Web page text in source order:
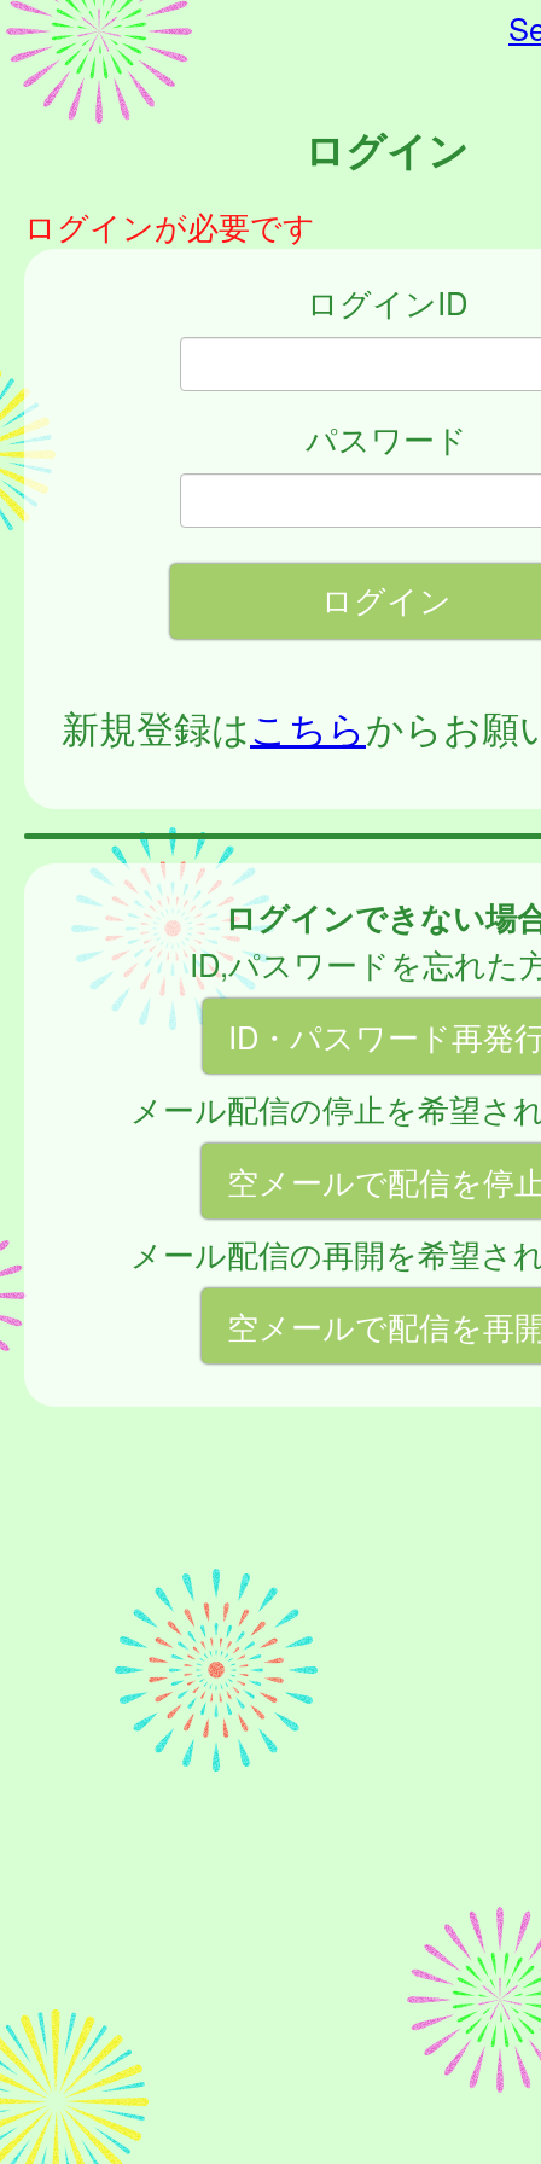
ログイン
ログインが必要です
ログインID
パスワード
新規登録はこちらからお願
ログインできない場
ID,パスワードを忘れた
ID・パスワード再発
メール配信の停止を希望さ
空メールで配信を停
メール配信の再開を希望さ
空メールで配信を再